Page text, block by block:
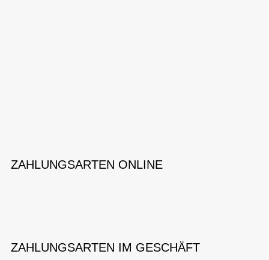
ZAHLUNGSARTEN ONLINE
ZAHLUNGSARTEN IM GESCHÄFT